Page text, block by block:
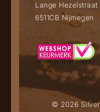
Lange Hezelstraat
6511CB Nijmegen
© 2026